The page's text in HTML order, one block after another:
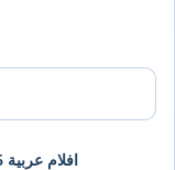
|AR| افلام عربية 2024/2025